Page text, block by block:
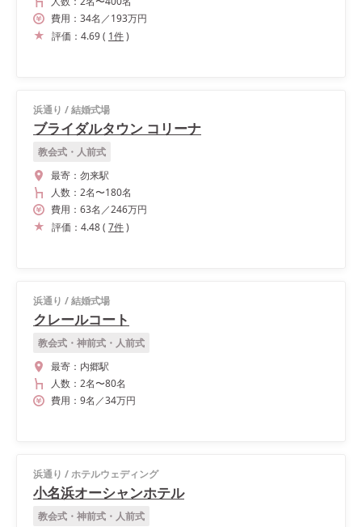
費用： 34名 ／193万円
評価： 4.69( 1件)
浜通り /結婚式場
ブライダルタウン コリーナ
教会式・人前式
最寄： 勿来駅
人数： 2名〜180名
費用： 63名 ／246万円
評価： 4.48( 7件)
浜通り /結婚式場
クレールコート
教会式・神前式・人前式
最寄： 内郷駅
人数： 2名〜80名
費用： 9名 ／34万円
浜通り /ホテルウェディング
小名浜オーシャンホテル
教会式・神前式・人前式